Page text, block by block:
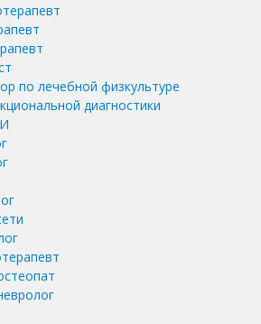
по лечебной физкультуре
диагностики